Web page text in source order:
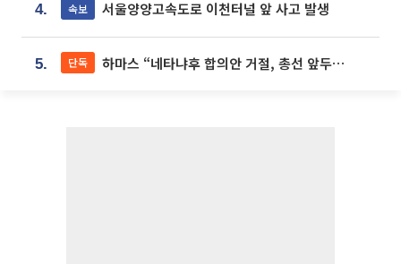
4. 속보 서울양양고속도로 이천터널 앞 사고 발생
5. 단독 하마스 “네타냐후 합의안 거절, 총선 앞두고 시간 끌기”